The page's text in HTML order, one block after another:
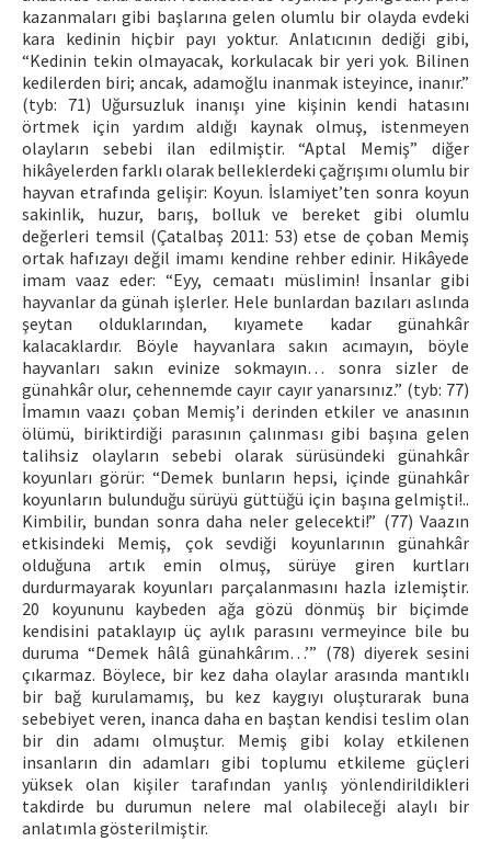
kazanmaları gibi başlarına gelen olumlu bir olayda evdeki
kara kedinin hiçbir payı yoktur. Anlatıcının dediği gibi,
“Kedinin tekin olmayacak, korkulacak bir yeri yok. Bilinen
kedilerden biri; ancak, adamoğlu inanmak isteyince, inanır.”
(tyb: 71) Uğursuzluk inanışı yine kişinin kendi hatasını
örtmek için yardım aldığı kaynak olmuş, istenmeyen
olayların sebebi ilan edilmiştir. “Aptal Memiş” diğer
hikâyelerden farklı olarak belleklerdeki çağrışımı olumlu bir
hayvan etrafında gelişir: Koyun. İslamiyet’ten sonra koyun
sakinlik, huzur, barış, bolluk ve bereket gibi olumlu
değerleri temsil (Çatalbaş 2011: 53) etse de çoban Memiş
ortak hafızayı değil imamı kendine rehber edinir. Hikâyede
imam vaaz eder: “Eyy, cemaatı müslimin! İnsanlar gibi
hayvanlar da günah işlerler. Hele bunlardan bazıları aslında
şeytan olduklarından, kıyamete kadar günahkâr
kalacaklardır. Böyle hayvanlara sakın acımayın, böyle
hayvanları sakın evinize sokmayın… sonra sizler de
günahkâr olur, cehennemde cayır cayır yanarsınız.” (tyb: 77)
İmamın vaazı çoban Memiş’i derinden etkiler ve anasının
ölümü, biriktirdiği parasının çalınması gibi başına gelen
talihsiz olayların sebebi olarak sürüsündeki günahkâr
koyunları görür: “Demek bunların hepsi, içinde günahkâr
koyunların bulunduğu sürüyü güttüğü için başına gelmişti!..
Kimbilir, bundan sonra daha neler gelecekti!” (77) Vaazın
etkisindeki Memiş, çok sevdiği koyunlarının günahkâr
olduğuna artık emin olmuş, sürüye giren kurtları
durdurmayarak koyunları parçalanmasını hazla izlemiştir.
20 koyununu kaybeden ağa gözü dönmüş bir biçimde
kendisini pataklayıp üç aylık parasını vermeyince bile bu
duruma “Demek hâlâ günahkârım…’” (78) diyerek sesini
çıkarmaz. Böylece, bir kez daha olaylar arasında mantıklı
bir bağ kurulamamış, bu kez kaygıyı oluşturarak buna
sebebiyet veren, inanca daha en baştan kendisi teslim olan
bir din adamı olmuştur. Memiş gibi kolay etkilenen
insanların din adamları gibi toplumu etkileme güçleri
yüksek olan kişiler tarafından yanlış yönlendirildikleri
takdirde bu durumun nelere mal olabileceği alaylı bir
anlatımla gösterilmiştir.